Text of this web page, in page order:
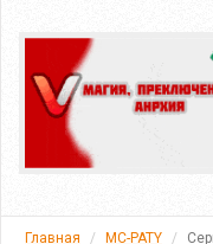
Главная MC-PATY